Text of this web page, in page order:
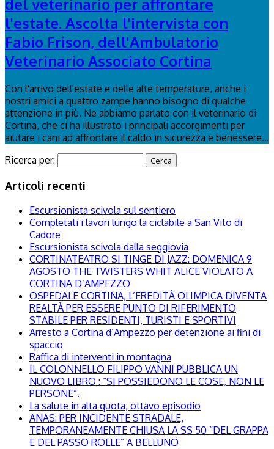
l'estate. Ascolta l'intervista con
Fabio Frison, dell'Ambulatorio
Veterinario Associato Cortina
Con l'arrivo dell'estate e delle alte temperature, anche i
nostri amici a quattro zampe hanno bisogno di qualche
attenzione in più. Ne abbiamo parlato con il veterinario di
Cortina, che ci ha illustrato i principali accorgimenti per
aiutare i cani ad affrontare il caldo in sicurezza e benessere...
Ricerca per:
Articoli recenti
Escursionista scivola sul sentiero
Completati i lavori lungo la ciclabile a San Vito di
Cadore
Escursionista scivola dalla seggiovia
CORTINATEATRO SI TINGE DI JAZZ: DOMENICA 9
AGOSTO THE TWISTERS WHIT ALICE VIOLATO A
CORTINA D’AMPEZZO
OSPEDALE CORTINA, L’EREDITÀ OLIMPICA DIVENTA
REALTÀ PER ESSERE PUNTO DI RIFERIMENTO
STABILE PER RESIDENTI, TURISTI E SPORTIVI
Arresto a Cortina d’Ampezzo per detenzione ai fini di
spaccio
Raffica di interventi in montagna
IL COLONNELLO FILIPPO VANNI PUBBLICA UN
NUOVO LIBRO : “SI POSSIEDONO LE COSE, NON LE
PERSONE”.
La salute in alta quota, ottavo episodio
ANAS: PER INCIDENTE STRADALE,
TEMPORANEAMENTE CHIUSA LA SS 50 “DEL GRAPPA
E DEL PASSO ROLLE” A BELLUNO